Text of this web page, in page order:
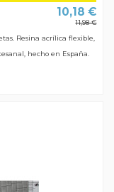
10,18 €
11,98 €
Resina acrílica flexible,
hecho en España.